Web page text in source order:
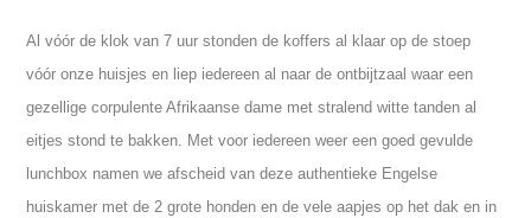
Al vóór de klok van 7 uur stonden de koffers al klaar op de stoep
vóór onze huisjes en liep iedereen al naar de ontbijtzaal waar een
gezellige corpulente Afrikaanse dame met stralend witte tanden al
eitjes stond te bakken. Met voor iedereen weer een goed gevulde
lunchbox namen we afscheid van deze authentieke Engelse
huiskamer met de 2 grote honden en de vele aapjes op het dak en in